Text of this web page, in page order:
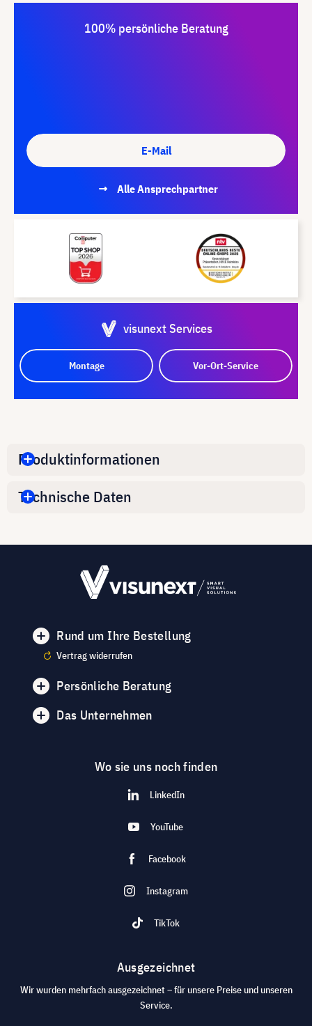
100% persönliche Beratung
E-Mail
Alle Ansprechpartner
visunext Services
Montage Vor-Ort-Service
Produktinformationen
Technische Daten
Rund um Ihre Bestellung
Vertrag widerrufen
Persönliche Beratung
Das Unternehmen
Wo sie uns noch finden
LinkedIn
YouTube
Facebook
Instagram
TikTok
Ausgezeichnet
Wir wurden mehrfach ausgezeichnet – für unsere Preise und unseren
Service.